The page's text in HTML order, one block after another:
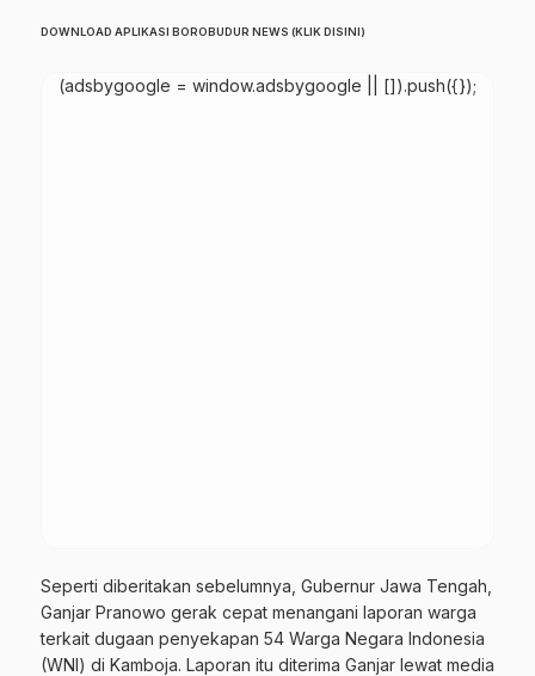
DOWNLOAD APLIKASI BOROBUDUR NEWS (KLIK DISINI)
(adsbygoogle = window.adsbygoogle || []).push({});
Seperti diberitakan sebelumnya, Gubernur Jawa Tengah,
Ganjar Pranowo gerak cepat menangani laporan warga
terkait dugaan penyekapan 54 Warga Negara Indonesia
(WNI) di Kamboja. Laporan itu diterima Ganjar lewat media